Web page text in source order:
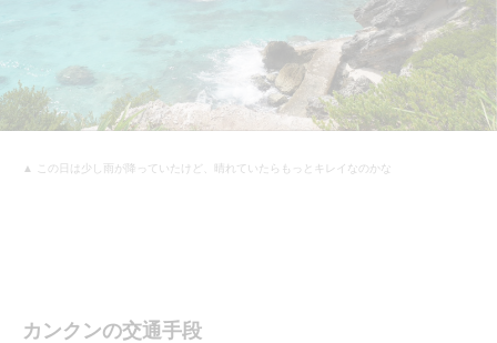
▲ この日は少し雨が降っていたけど、晴れていたらもっとキレイなのかな
カンクンの交通手段